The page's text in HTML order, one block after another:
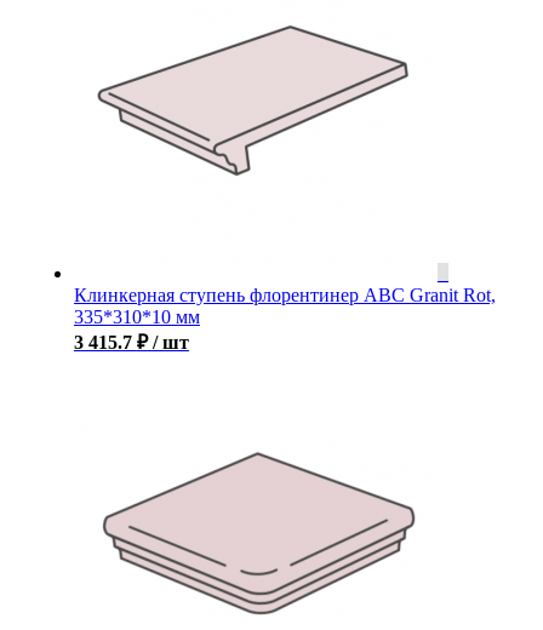
Клинкерная ступень флорентинер ABC Granit Rot,
335*310*10 мм
3 415.7 ₽ / шт